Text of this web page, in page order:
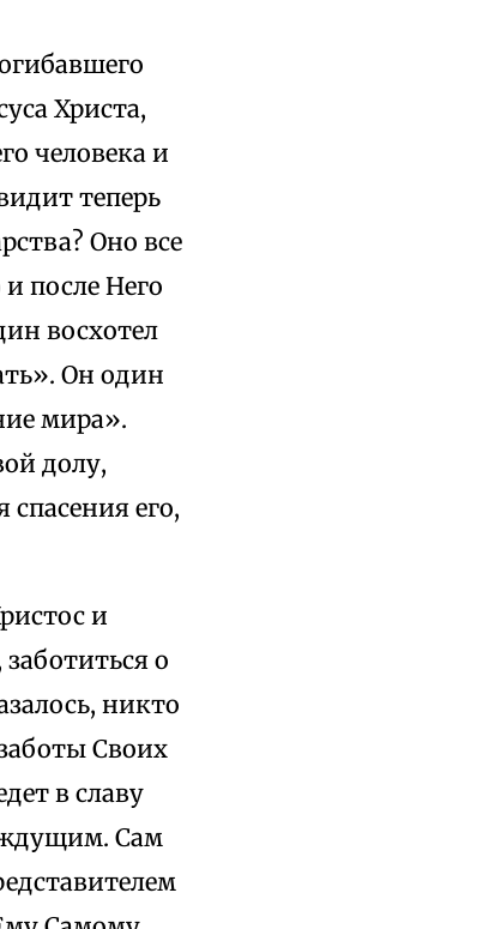
Христа,
человека и
теперь
Оно все
после Него
восхотел
Он один
мира».
долу,
его,
и
о
никто
Своих
в славу
Сам